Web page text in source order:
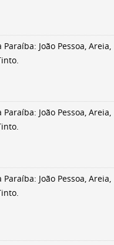
João Pessoa, Areia,
João Pessoa, Areia,
João Pessoa, Areia,